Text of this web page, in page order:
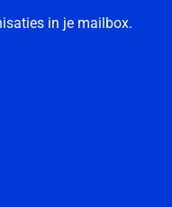
in je mailbox.